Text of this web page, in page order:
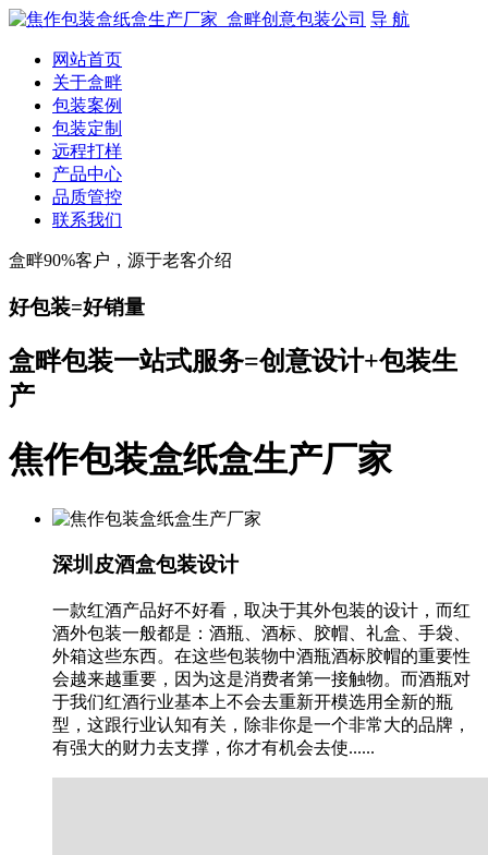
导 航
网站首页
关于盒畔
包装案例
包装定制
远程打样
产品中心
品质管控
联系我们
盒畔90%客户，源于老客介绍
好包装=好销量
盒畔包装一站式服务=创意设计+包装生
产
焦作包装盒纸盒生产厂家
深圳皮酒盒包装设计
一款红酒产品好不好看，取决于其外包装的设计，而红
酒外包装一般都是：酒瓶、酒标、胶帽、礼盒、手袋、
外箱这些东西。在这些包装物中酒瓶酒标胶帽的重要性
会越来越重要，因为这是消费者第一接触物。而酒瓶对
于我们红酒行业基本上不会去重新开模选用全新的瓶
型，这跟行业认知有关，除非你是一个非常大的品牌，
有强大的财力去支撑，你才有机会去使......